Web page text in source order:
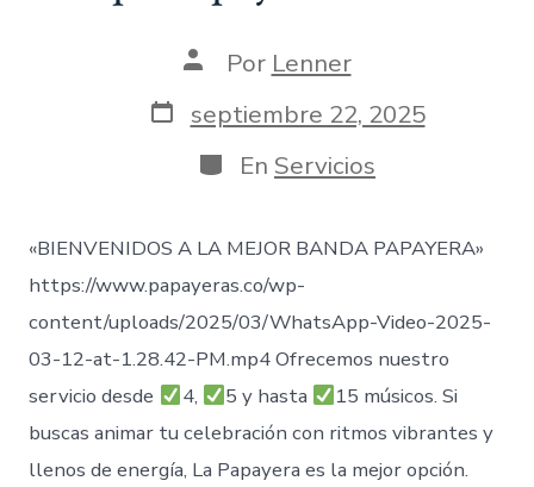
Autor
la
entrada
Por Lenner
Fecha
de
publicación
septiembre 22, 2025
Categorías
En Servicios
«BIENVENIDOS A LA MEJOR BANDA PAPAYERA»
https://www.papayeras.co/wp-
content/uploads/2025/03/WhatsApp-Video-2025-
03-12-at-1.28.42-PM.mp4 Ofrecemos nuestro
servicio desde
4, 5 y hasta
15 músicos. Si
buscas animar tu celebración con ritmos vibrantes y
llenos de energía, La Papayera es la mejor opción.